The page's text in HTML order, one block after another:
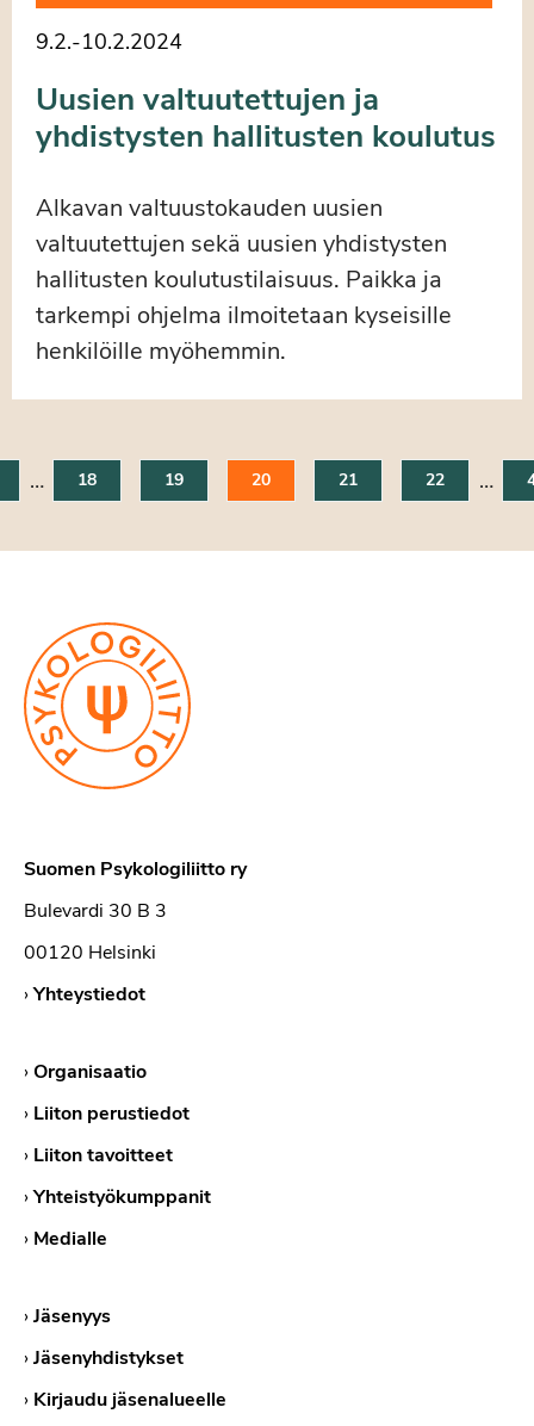
9.2.-10.2.2024
Uusien valtuutettujen ja
yhdistysten hallitusten koulutus
Alkavan valtuustokauden uusien
valtuutettujen sekä uusien yhdistysten
hallitusten koulutustilaisuus. Paikka ja
tarkempi ohjelma ilmoitetaan kyseisille
henkilöille myöhemmin.
… 18 19 20 21 22 …
Suomen Psykologiliitto ry
Bulevardi 30 B 3
00120 Helsinki
›Yhteystiedot
›Organisaatio
› Liiton perustiedot
› Liiton tavoitteet
›Yhteistyökumppanit
› Medialle
›Jäsenyys
›Jäsenyhdistykset
› Kirjaudu jäsenalueelle